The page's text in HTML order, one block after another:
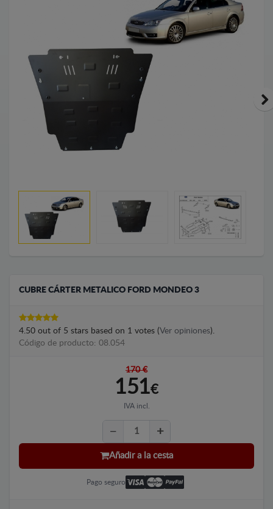
CUBRE CÁRTER METALICO FORD MONDEO 3
4.50 out of 5 stars based on 1 votes (Ver opiniones).
Código de producto: 08.054
170 €
151€
IVA incl.
Añadir a la cesta
Pago seguro